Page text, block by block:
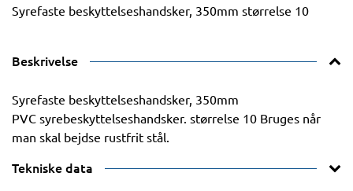
Syrefaste beskyttelseshandsker, 350mm størrelse 10
Beskrivelse
Syrefaste beskyttelseshandsker, 350mm
PVC syrebeskyttelseshandsker. størrelse 10 Bruges når
man skal bejdse rustfrit stål.
Tekniske data